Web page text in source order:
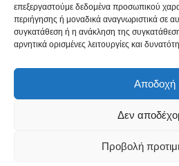
επεξεργαστούμε δεδομένα προσωπικού
περιήγησης ή μοναδικά αναγνωριστικά σε
συγκατάθεση ή η ανάκληση της
αρνητικά ορισμένες λειτουργίες και
Αποδοχή
Δεν
Προβολή
Εκπομπές
Τοπικά
Επικοινωνία